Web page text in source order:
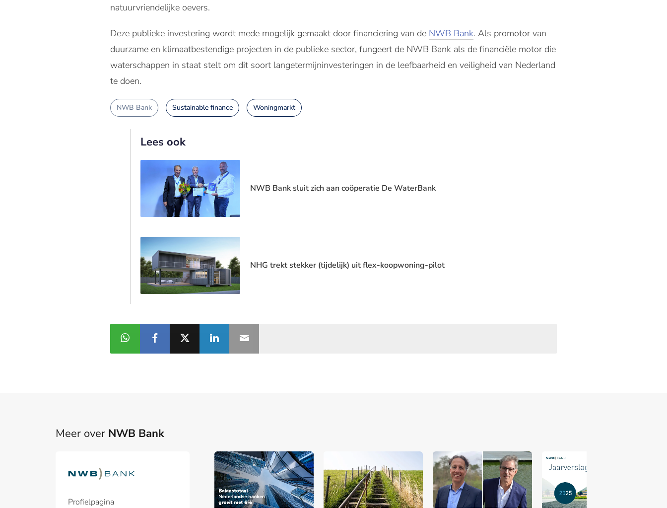
natuurvriendelijke oevers.
Deze publieke investering wordt mede mogelijk gemaakt door financiering van de NWB Bank. Als promotor van
duurzame en klimaatbestendige projecten in de publieke sector, fungeert de NWB Bank als de financiële motor die
waterschappen in staat stelt om dit soort langetermijninvesteringen in de leefbaarheid en veiligheid van Nederland
te doen.
NWB Bank Sustainable finance Woningmarkt
Lees ook
NWB Bank sluit zich aan coöperatie De WaterBank
NHG trekt stekker (tijdelijk) uit flex-koopwoning-pilot
Meer over NWB Bank
Profielpagina